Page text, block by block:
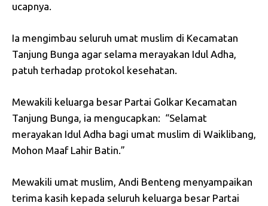
ucapnya.
Ia mengimbau seluruh umat muslim di Kecamatan
Tanjung Bunga agar selama merayakan Idul Adha,
patuh terhadap protokol kesehatan.
Mewakili keluarga besar Partai Golkar Kecamatan
Tanjung Bunga, ia mengucapkan: “Selamat
merayakan Idul Adha bagi umat muslim di Waiklibang,
Mohon Maaf Lahir Batin.”
Mewakili umat muslim, Andi Benteng menyampaikan
terima kasih kepada seluruh keluarga besar Partai